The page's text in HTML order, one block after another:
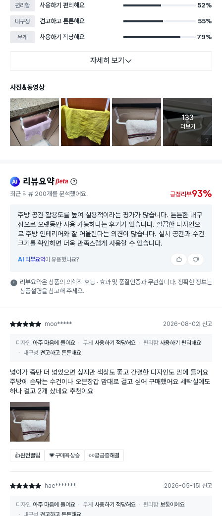
편리함 사용하기 편리해요 52%
내구성 견고하고 튼튼해요 55%
무게 사용하기 적당해요 79%
자세히 보기
사진&동영상
리뷰 이
2
고객 리뷰
133
더보기
ai 리뷰요약beta
최근 리뷰 200개를 분석했어요. 긍정리뷰93%
주방 공간 활용도를 높여 실용적이라는 평가가 많습니다. 튼튼한 내구
성으로 오랫동안 사용 가능하다는 후기가 있습니다. 깔끔한 디자인으
로 주방 인테리어와 잘 어울린다는 의견이 많습니다. 설치 공간과 수건
크기를 확인하면 더욱 만족스럽게 사용할 수 있습니다.
AI 리뷰요약이 유용했나요?
리뷰요약은 상품의 의학적 효능 · 효과 및 품질인증과 무관합니다. 정확한 정보는
상품설명을 참고해 주세요.
별점 5점 moo***** 2026-08-02 신고
디자인 아주 마음에 들어요 무게 사용하기 적당해요 편리함 사용하기 편리해요
내구성 견고하고 튼튼해요
넓이가 좀만 더 넓었으면 싶지만 색상도 좋고 간결한 디자인도 맘에 들어요
주방에 손닦는 수건이나 오븐장갑 맘대로 걸고 싶어 구매했어요 세탁실에도
하나 걸고 2개 샀네요 추천이요
👍완전꿀팁 💗구매욕상승 👀궁금증해결
별점 5점 hae******* 2026-05-15 신고
디자인 아주 마음에 들어요 무게 사용하기 적당해요 편리함 보통이에요
내구성 견고하고 튼튼해요